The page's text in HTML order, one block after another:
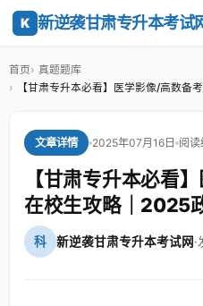
K 新逆袭甘肃专升本考试
首页
真题题库
【甘肃专升本必看】医学影像/高数备
文章详情 2025年07月16日 阅
【甘肃专升本必看
在校生攻略｜2025
科 新逆袭甘肃专升本考试网·